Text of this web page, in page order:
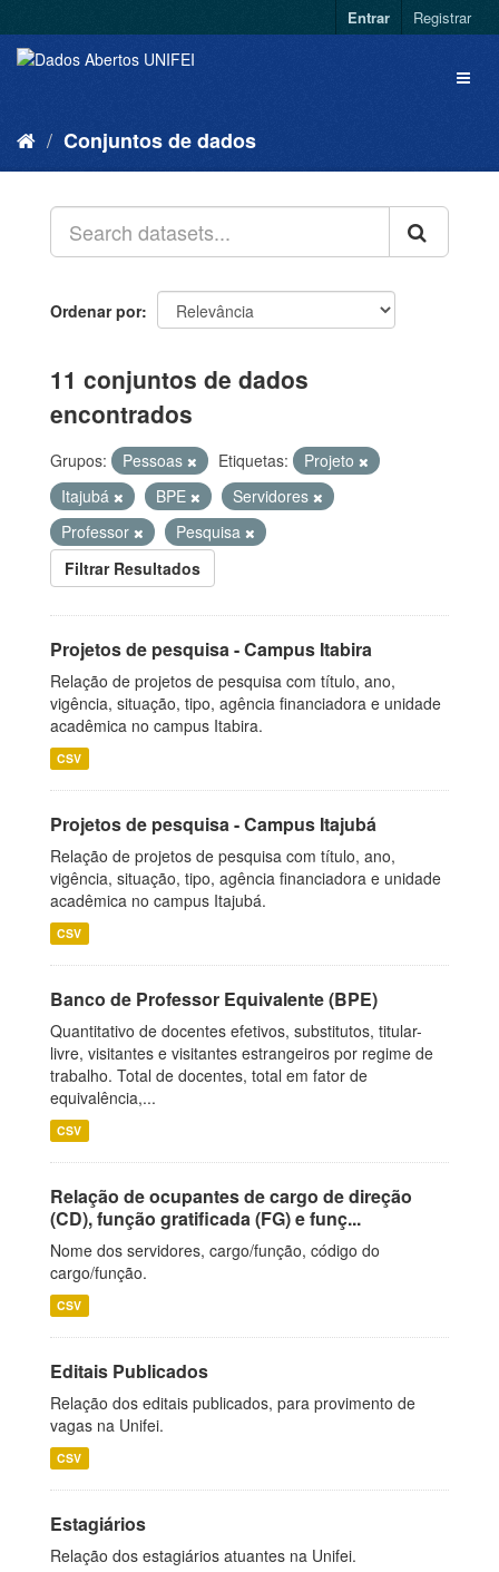
Entrar Registrar
Conjuntos de dados
Ordenar por
11 conjuntos de dados
encontrados
Grupos: Pessoas Etiquetas:
Projeto
Itajubá
BPE
Servidores
Professor
Pesquisa
Filtrar Resultados
Projetos de pesquisa - Campus Itabira
Relação de projetos de pesquisa com título, ano,
vigência, situação, tipo, agência financiadora e unidade
acadêmica no campus Itabira.
CSV
Projetos de pesquisa - Campus Itajubá
Relação de projetos de pesquisa com título, ano,
vigência, situação, tipo, agência financiadora e unidade
acadêmica no campus Itajubá.
CSV
Banco de Professor Equivalente (BPE)
Quantitativo de docentes efetivos, substitutos, titular-
livre, visitantes e visitantes estrangeiros por regime de
trabalho. Total de docentes, total em fator de
equivalência,...
CSV
Relação de ocupantes de cargo de direção
(CD), função gratificada (FG) e funç...
Nome dos servidores, cargo/função, código do
cargo/função.
CSV
Editais Publicados
Relação dos editais publicados, para provimento de
vagas na Unifei.
CSV
Estagiários
Relação dos estagiários atuantes na Unifei.